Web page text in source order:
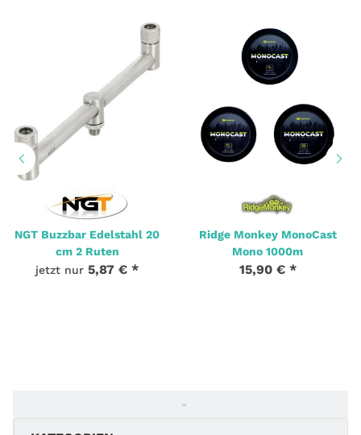
NGT Buzzbar Edelstahl 20
cm 2 Ruten
jetzt nur 5,87 € *
Ridge Monkey MonoCast
Mono 1000m
15,90 € *